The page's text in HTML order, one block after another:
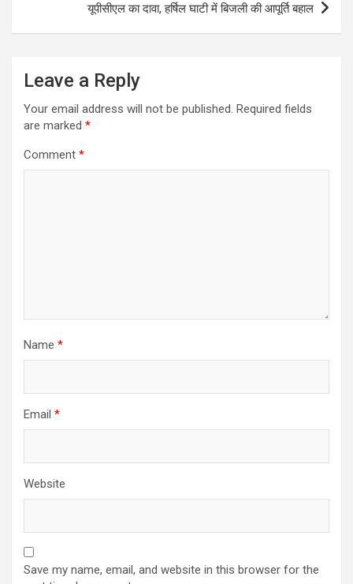
यूपीसीएल का दावा, हर्षिल घाटी में बिजली की आपूर्ति बहाल
Leave a Reply
Your email address will not be published. Required fields
are marked *
Comment *
Name *
Email *
Website
Save my name, email, and website in this browser for the